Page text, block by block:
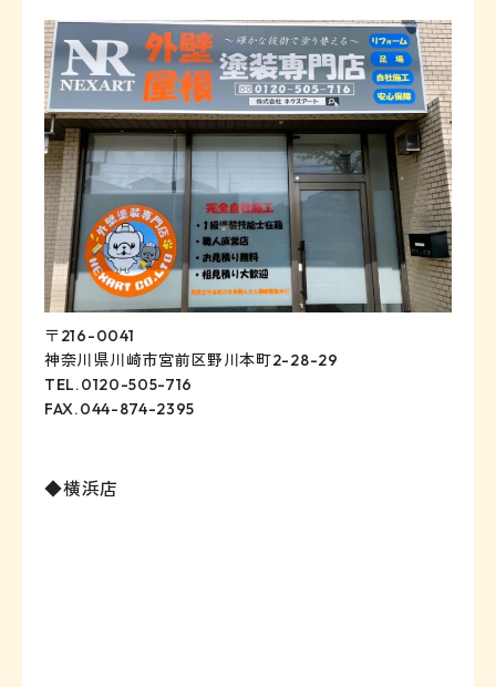
〒216-0041
神奈川県川崎市宮前区野川本町2-28-29
TEL.0120-505-716
FAX.044-874-2395
◆横浜店